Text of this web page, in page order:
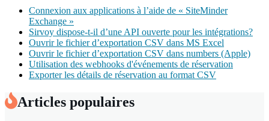
Connexion aux applications à l’aide de « SiteMinder
Exchange »
Sirvoy dispose-t-il d’une API ouverte pour les intégrations?
Ouvrir le fichier d’exportation CSV dans MS Excel
Ouvrir le fichier d’exportation CSV dans numbers (Apple)
Utilisation des webhooks d'événements de réservation
Exporter les détails de réservation au format CSV
Articles populaires